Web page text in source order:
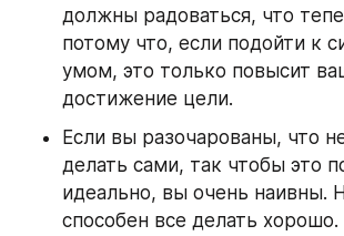
должны радоваться, что
потому что, если подойти к
умом, это только повысит
достижение цели.
Если вы разочарованы, что
делать сами, так чтобы это
идеально, вы очень наивны.
способен все делать